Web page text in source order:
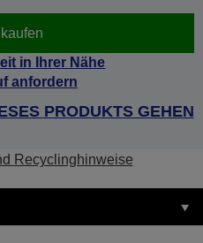
in Ihrer Nähe
anfordern
PRODUKTS GEHEN
Recyclinghinweise